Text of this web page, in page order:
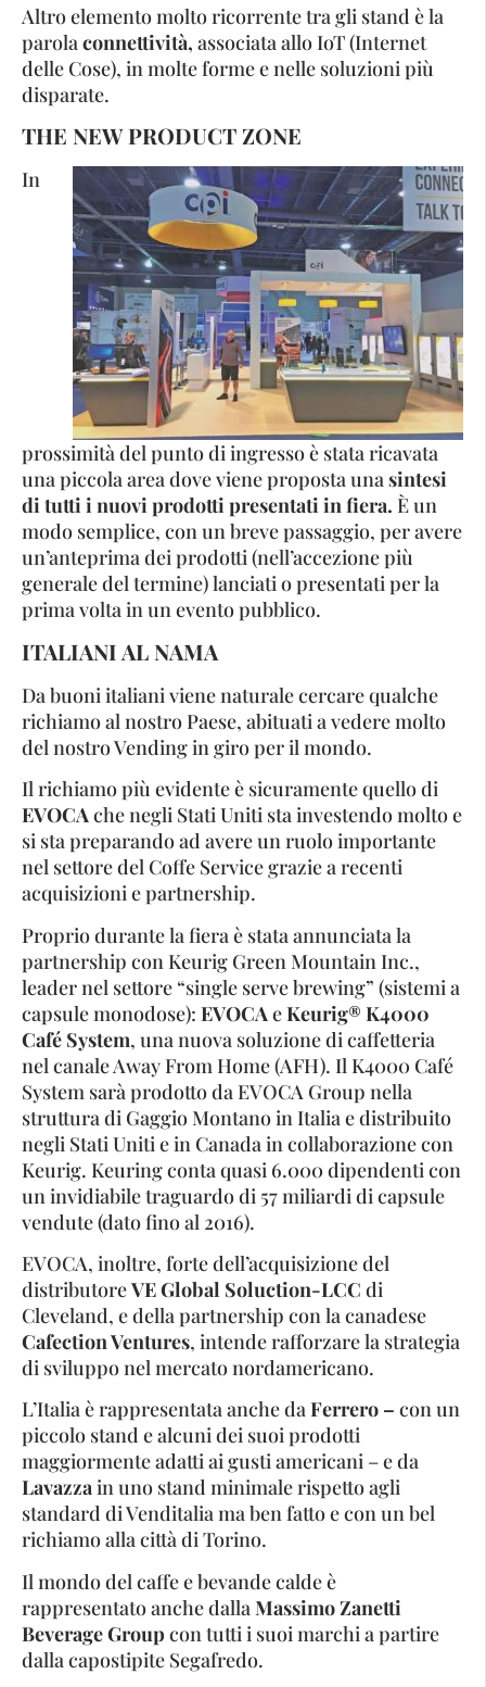
Altro elemento molto ricorrente tra gli stand è la
parolaconnettività, associata allo IoT (Internet
delle Cose), in molte forme e nelle soluzioni più
disparate.
THE NEW PRODUCT ZONE
In
prossimità del punto di ingresso è stata ricavata
una piccola area dove viene proposta unasintesi
di tutti i nuovi prodotti presentati in fiera. È un
modo semplice, con un breve passaggio, per avere
un’anteprima dei prodotti (nell’accezione più
generale del termine) lanciati o presentati per la
prima volta in un evento pubblico.
ITALIANI AL NAMA
Da buoni italiani viene naturale cercare qualche
richiamo al nostro Paese, abituati a vedere molto
del nostro Vending in giro per il mondo.
Il richiamo più evidente è sicuramente quello di
EVOCAche negli Stati Uniti sta investendo molto e
si sta preparando ad avere un ruolo importante
nel settore del Coffe Service grazie a recenti
acquisizioni e partnership.
Proprio durante la fiera è stata annunciata la
partnership con Keurig Green Mountain Inc.,
leader nel settore “single serve brewing” (sistemi a
capsule monodose): EVOCA eKeurig® K4000
Café System, una nuova soluzione di caffetteria
nel canale Away From Home (AFH). Il K4000 Café
System sarà prodotto da EVOCA Group nella
struttura di Gaggio Montano in Italia e distribuito
negli Stati Uniti e in Canada in collaborazione con
Keurig. Keuring conta quasi 6.000 dipendenti con
un invidiabile traguardo di 57 miliardi di capsule
vendute (dato fino al 2016).
EVOCA, inoltre, forte dell’acquisizione del
distributoreVE Global Soluction-LCC di
Cleveland, e della partnership con la canadese
Cafection Ventures, intende rafforzare la strategia
di sviluppo nel mercato nordamericano.
L’Italia è rappresentata anche daFerrero – con un
piccolo stand e alcuni dei suoi prodotti
maggiormente adatti ai gusti americani – e da
Lavazzain uno stand minimale rispetto agli
standard di Venditalia ma ben fatto e con un bel
richiamo alla città di Torino.
Il mondo del caffe e bevande calde è
rappresentato anche dalla Massimo Zanetti
Beverage Group con tutti i suoi marchi a partire
dalla capostipite Segafredo.